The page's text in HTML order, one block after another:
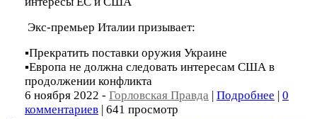
Экс-премьер Италии призывает:
▪️Прекратить поставки оружия Украине
▪️Европа не должна следовать интересам США в
продолжении конфликта
6 ноября 2022 - Горловская Правда | Подробнее | 0
комментариев | 641 просмотр